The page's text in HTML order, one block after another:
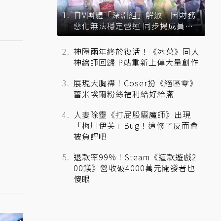
日V團體「深淵組」解散！因財務
惡化無法穩定營運 同步揭成員未
來去向
神隱兩年終於復活！《冰菓》同人
神繪師回歸 P站重新上傳大量創作
展現大胸襟！Coser扮《絕區零》
蕾米埃爾粉絲福利給好給滿
人妻除靈《打屁股驅魔師》出現
「梅川伊芙」Bug！這修了反而會
被負評吧
退款率99%！Steam《這款遊戲2
00鎂》營收破4000萬元開發者也
傻眼